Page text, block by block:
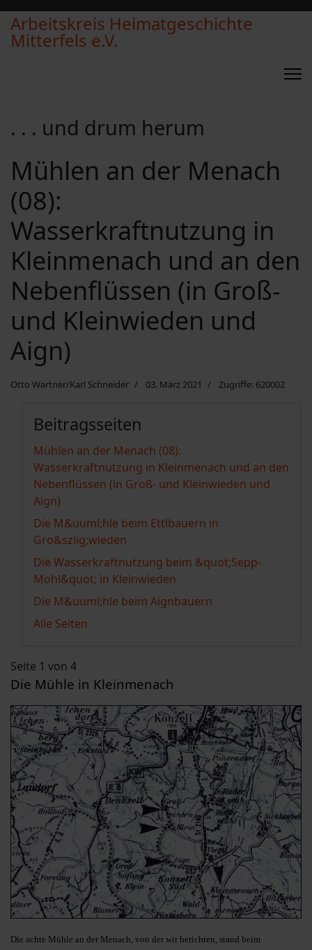
Arbeitskreis Heimatgeschichte
Mitterfels e.V.
. . . und drum herum
Mühlen an der Menach
(08):
Wasserkraftnutzung in
Kleinmenach und an den
Nebenflüssen (in Groß-
und Kleinwieden und
Aign)
Otto Wartner/Karl Schneider 03. März 2021 Zugriffe: 620002
Beitragsseiten
Mühlen an der Menach (08):
Wasserkraftnutzung in Kleinmenach und an den
Nebenflüssen (in Groß- und Kleinwieden und
Aign)
Die M&uuml;hle beim Ettlbauern in
Gro&szlig;wieden
Die Wasserkraftnutzung beim &quot;Sepp-
Mohl&quot; in Kleinwieden
Die M&uuml;hle beim Aignbauern
Alle Seiten
Seite 1 von 4
Die Mühle in Kleinmenach
Die achte Mühle an der Menach, von der wir berichten, stand beim